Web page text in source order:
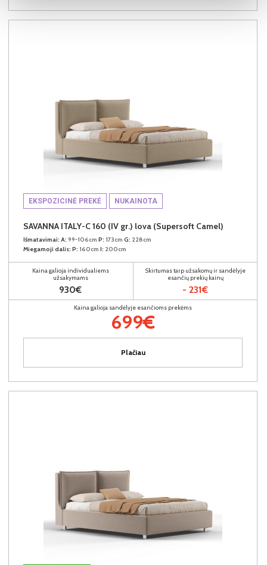
EKSPOZICINĖ PREKĖ NUKAINOTA
SAVANNA ITALY-C 160 (IV gr.) lova (Supersoft Camel)
Išmatavimai: A: 99-106cm P: 173cm G: 228cm
Miegamoji dalis: P: 160cm I: 200cm
Kaina galioja individualiems
užsakymams
930€
Skirtumas tarp užsakomų ir sandėlyje
esančių prekių kainų
- 231€
Kaina galioja sandėlyje esančioms prekėms
699€
Plačiau